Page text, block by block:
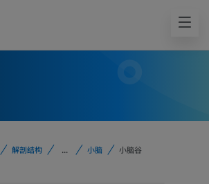
解剖结构 ... 小脑 小脑谷